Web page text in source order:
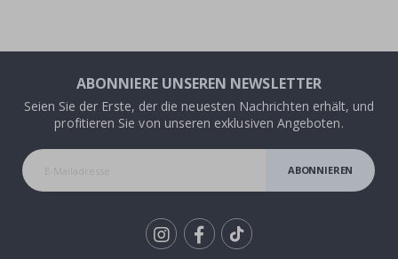
ABONNIERE UNSEREN NEWSLETTER
Seien Sie der Erste, der die neuesten Nachrichten erhält, und
profitieren Sie von unseren exklusiven Angeboten.
ABONNIEREN